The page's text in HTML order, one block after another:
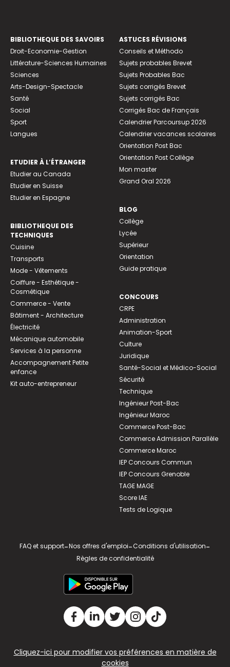
BIBLIOTHEQUE DES SAVOIRS
Droit-Economie-Gestion
Littérature-Sciences Humaines
Sciences
Arts-Design-Spectacle
Santé
Social
Sport
Langues
ETUDIER À L’ÉTRANGER
Etudier au Canada
Etudier en Suisse
Etudier en Espagne
BIBLIOTHEQUE DES
TECHNIQUES
Cuisine
Transports
Mode - Vêtements
Coiffure - Esthétique -
Cosmétique
Commerce - Vente
Bâtiment - Architecture
Électricité
Mécanique automobile
Services à la personne
Accompagnement Petite
enfance
Kit auto-entrepreneur
ASTUCES RÉVISIONS
Conseils et Méthodo
Sujets probables Brevet
Sujets Probables Bac
Sujets corrigés Brevet
Sujets corrigés Bac
Corrigés Bac de Français
Calendrier Parcoursup 2026
Calendrier vacances scolaires
Orientation Post Bac
Orientation Post Collège
Mon master
Grand Oral 2026
BLOG
Collège
Lycée
Supérieur
Orientation
Guide pratique
CONCOURS
CRPE
Administration
Animation-Sport
Culture
Juridique
Santé-Social et Médico-Social
Sécurité
Technique
Ingénieur Post-Bac
Ingénieur Maroc
Commerce Post-Bac
Commerce Admission Parallèle
Commerce Maroc
IEP Concours Commun
IEP Concours Grenoble
TAGE MAGE
Score IAE
Tests de Logique
FAQ et support-Nos offres d'emploi-Conditions d'utilisation-
Règles de confidentialité
Cliquez-ici pour modifier vos préférences en matière de
cookies